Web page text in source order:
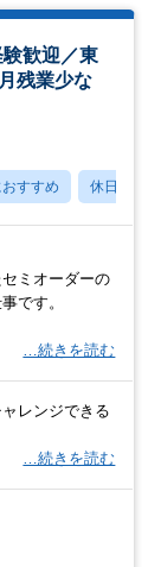
歓迎／東
残業少な
すすめ 休日120日
ミオーダーの
です。
…続きを読む
レンジできる
…続きを読む